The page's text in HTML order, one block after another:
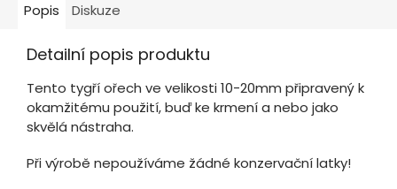
Popis Diskuze
Detailní popis produktu
Tento tygří ořech ve velikosti 10-20mm připravený k
okamžitému použití, buď ke krmení a nebo jako
skvělá nástraha.
Při výrobě nepoužíváme žádné konzervační latky!